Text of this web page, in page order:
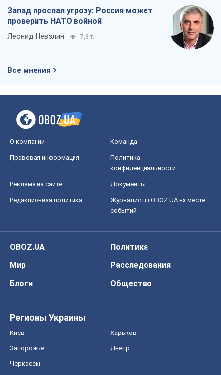
Запад проспал угрозу: Россия может
проверить НАТО войной
Леонид Невзлин 7,8 т.
Все мнения
О компании Команда
Правовая информация
Политика
конфиденциальности
Реклама на сайте Документы
Редакционная политика
Журналисты OBOZ.UA на месте
событий
OBOZ.UA
Политика
Мир
Расследования
Блоги
Общество
Регионы Украины
Киев Харьков
Запорожье Днепр
Черкассы